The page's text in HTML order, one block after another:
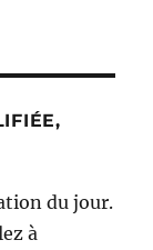
du jour.
à